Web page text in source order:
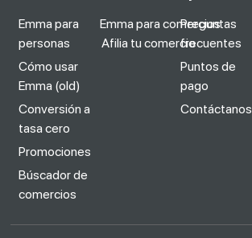
Emma para
personas
Cómo usar
Emma (old)
Conversión a
tasa cero
Promociones
Búscador de
comercios
Emma para comercios
Afilia tu comercio
Preguntas
frecuentes
Puntos de
pago
Contáctanos